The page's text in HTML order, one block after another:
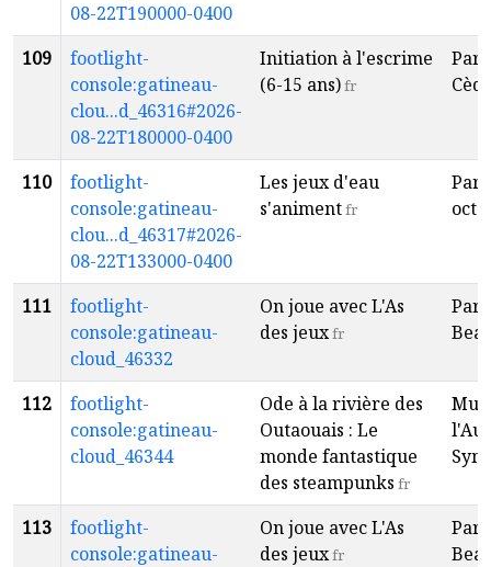
08-22T190000-0400
109
footlight-
console:gatineau-
clou...d_46316#2026-
08-22T180000-0400
Initiation à l'escrime
(6-15 ans)fr
110
footlight-
console:gatineau-
clou...d_46317#2026-
08-22T133000-0400
Les jeux d'eau
s'animentfr
111
footlight-
console:gatineau-
cloud_46332
On joue avec L'As
des jeuxfr
112
footlight-
console:gatineau-
cloud_46344
Ode à la rivière des
Outaouais : Le
monde fantastique
des steampunks fr
113
footlight-
console:gatineau-
On joue avec L'As
des jeuxfr